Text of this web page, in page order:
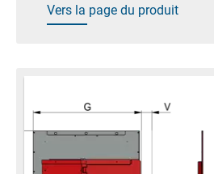
Vers la page du produit